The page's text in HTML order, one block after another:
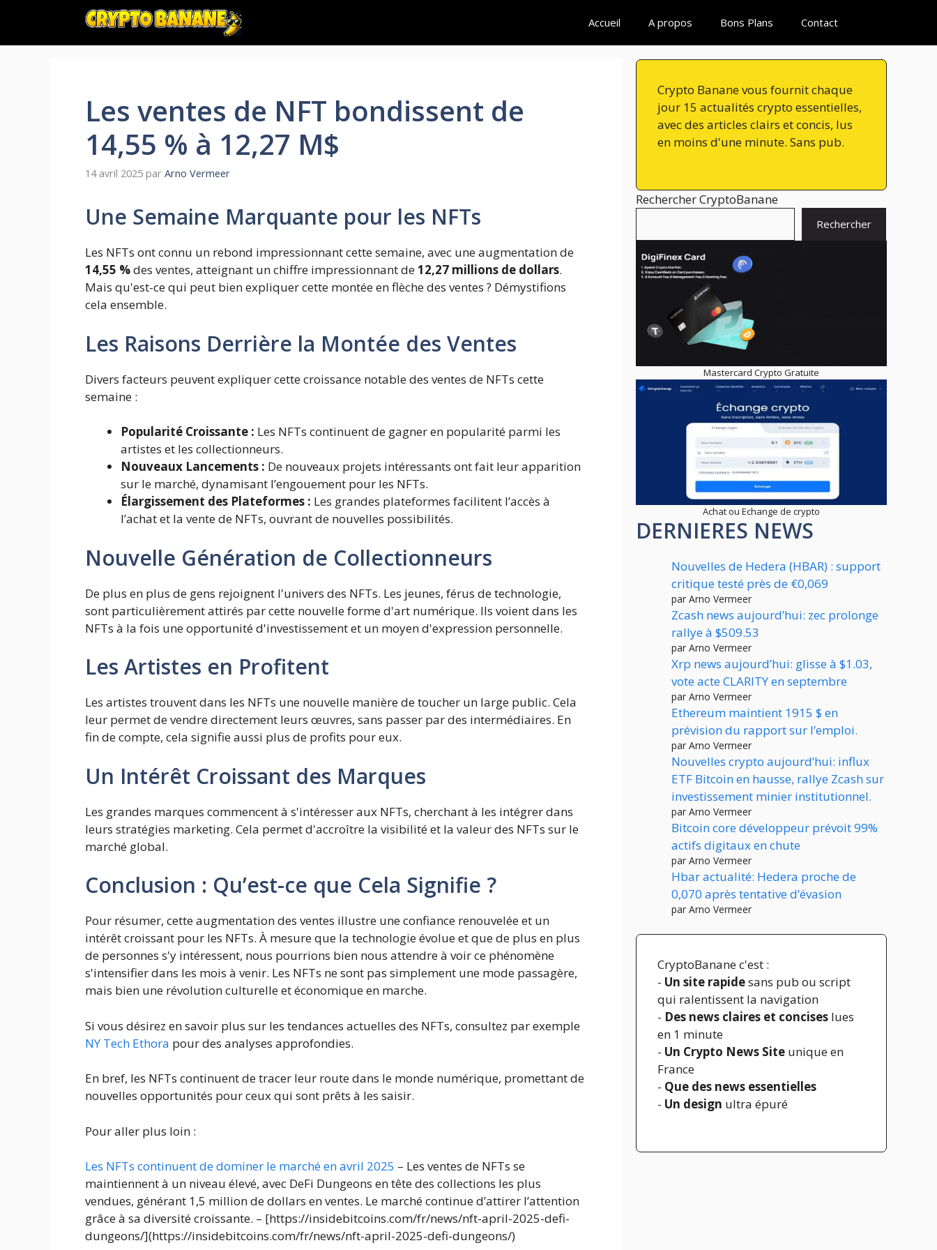
contenu
Accueil A propos Bons Plans Contact
Les ventes de NFT bondissent de
14,55 % à 12,27 M$
14 avril 2025 par Arno Vermeer
Une Semaine Marquante pour les NFTs
Les NFTs ont connu un rebond impressionnant cette semaine, avec une augmentation de
14,55 %des ventes, atteignant un chiffre impressionnant de12,27 millions de dollars.
Mais qu'est-ce qui peut bien expliquer cette montée en flèche des ventes ? Démystifions
cela ensemble.
Les Raisons Derrière la Montée des Ventes
Divers facteurs peuvent expliquer cette croissance notable des ventes de NFTs cette
semaine :
Popularité Croissante : Les NFTs continuent de gagner en popularité parmi les
artistes et les collectionneurs.
Nouveaux Lancements : De nouveaux projets intéressants ont fait leur apparition
sur le marché, dynamisant l’engouement pour les NFTs.
Élargissement des Plateformes : Les grandes plateformes facilitent l’accès à
l’achat et la vente de NFTs, ouvrant de nouvelles possibilités.
Nouvelle Génération de Collectionneurs
De plus en plus de gens rejoignent l'univers des NFTs. Les jeunes, férus de technologie,
sont particulièrement attirés par cette nouvelle forme d'art numérique. Ils voient dans les
NFTs à la fois une opportunité d'investissement et un moyen d'expression personnelle.
Les Artistes en Profitent
Les artistes trouvent dans les NFTs une nouvelle manière de toucher un large public. Cela
leur permet de vendre directement leurs œuvres, sans passer par des intermédiaires. En
fin de compte, cela signifie aussi plus de profits pour eux.
Un Intérêt Croissant des Marques
Les grandes marques commencent à s'intéresser aux NFTs, cherchant à les intégrer dans
leurs stratégies marketing. Cela permet d'accroître la visibilité et la valeur des NFTs sur le
marché global.
Conclusion : Qu’est-ce que Cela Signifie ?
Pour résumer, cette augmentation des ventes illustre une confiance renouvelée et un
intérêt croissant pour les NFTs. À mesure que la technologie évolue et que de plus en plus
de personnes s'y intéressent, nous pourrions bien nous attendre à voir ce phénomène
s'intensifier dans les mois à venir. Les NFTs ne sont pas simplement une mode passagère,
mais bien une révolution culturelle et économique en marche.
Si vous désirez en savoir plus sur les tendances actuelles des NFTs, consultez par exemple
NY Tech Ethora pour des analyses approfondies.
En bref, les NFTs continuent de tracer leur route dans le monde numérique, promettant de
nouvelles opportunités pour ceux qui sont prêts à les saisir.
Pour aller plus loin :
Les NFTs continuent de dominer le marché en avril 2025 – Les ventes de NFTs se
maintiennent à un niveau élevé, avec DeFi Dungeons en tête des collections les plus
vendues, générant 1,5 million de dollars en ventes. Le marché continue d’attirer l’attention
grâce à sa diversité croissante. – [https://insidebitcoins.com/fr/news/nft-april-2025-defi-
dungeons/](https://insidebitcoins.com/fr/news/nft-april-2025-defi-dungeons/)
Crypto Banane vous fournit chaque
jour 15 actualités crypto essentielles,
avec des articles clairs et concis, lus
en moins d'une minute. Sans pub.
Rechercher CryptoBanane
Rechercher
Mastercard Crypto Gratuite
Achat ou Echange de crypto
DERNIERES NEWS
Nouvelles de Hedera (HBAR) : support
critique testé près de €0,069
par Arno Vermeer
Zcash news aujourd’hui: zec prolonge
rallye à $509.53
par Arno Vermeer
Xrp news aujourd’hui: glisse à $1.03,
vote acte CLARITY en septembre
par Arno Vermeer
Ethereum maintient 1915 $ en
prévision du rapport sur l’emploi.
par Arno Vermeer
Nouvelles crypto aujourd’hui: influx
ETF Bitcoin en hausse, rallye Zcash sur
investissement minier institutionnel.
par Arno Vermeer
Bitcoin core développeur prévoit 99%
actifs digitaux en chute
par Arno Vermeer
Hbar actualité: Hedera proche de
0,070 après tentative d’évasion
par Arno Vermeer
CryptoBanane c'est :
- Un site rapidesans pub ou script
qui ralentissent la navigation
- Des news claires et concises lues
en 1 minute
- Un Crypto News Site unique en
France
- Que des news essentielles
- Un design ultra épuré